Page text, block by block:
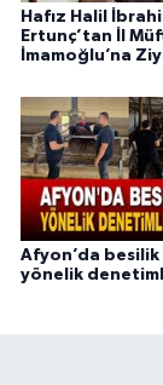
Hafız Halil
Ertunç’tan İl
İmamoğlu’na
Afyon’da besilik
yönelik